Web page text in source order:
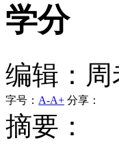
学分
编辑：周
字号： A-A+ 分享：
摘要：